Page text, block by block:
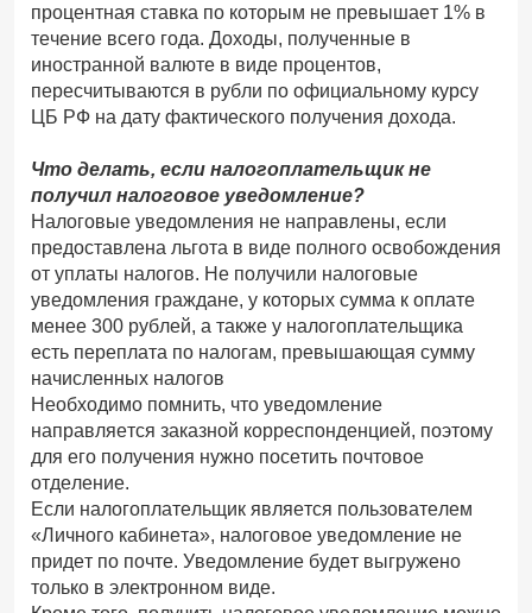
процентная ставка по которым не превышает 1% в
течение всего года. Доходы, полученные в
иностранной валюте в виде процентов,
пересчитываются в рубли по официальному курсу
ЦБ РФ на дату фактического получения дохода.
Что делать, если налогоплательщик не
получил налоговое уведомление?
Налоговые уведомления не направлены, если
предоставлена льгота в виде полного освобождения
от уплаты налогов. Не получили налоговые
уведомления граждане, у которых сумма к оплате
менее 300 рублей, а также у налогоплательщика
есть переплата по налогам, превышающая сумму
начисленных налогов
Необходимо помнить, что уведомление
направляется заказной корреспонденцией, поэтому
для его получения нужно посетить почтовое
отделение.
Если налогоплательщик является пользователем
«Личного кабинета», налоговое уведомление не
придет по почте. Уведомление будет выгружено
только в электронном виде.